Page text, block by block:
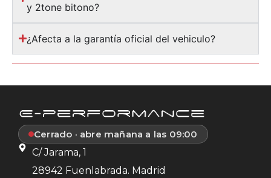
y 2tone bitono?
¿Afecta a la garantía oficial del vehiculo?
Cerrado · abre mañana a las 09:00
C/ Jarama, 1
28942 Fuenlabrada. Madrid